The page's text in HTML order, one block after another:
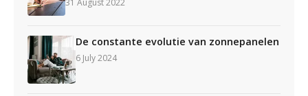
31 August 2022
De constante evolutie van zonnepanelen
6 July 2024